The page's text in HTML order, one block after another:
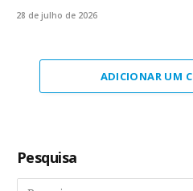
28 de julho de 2026
ADICIONAR UM
Pesquisa